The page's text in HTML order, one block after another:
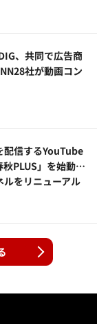
、共同で広告商
社が動画コン
配信するYouTube
秋PLUS」を始動…
をリニューアル